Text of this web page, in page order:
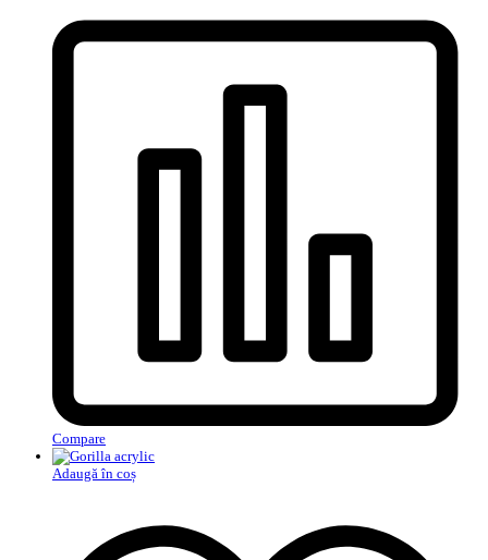
Compare
Adaugă în coș